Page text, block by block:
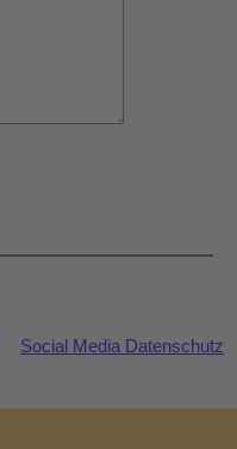
Social Media Datenschutz